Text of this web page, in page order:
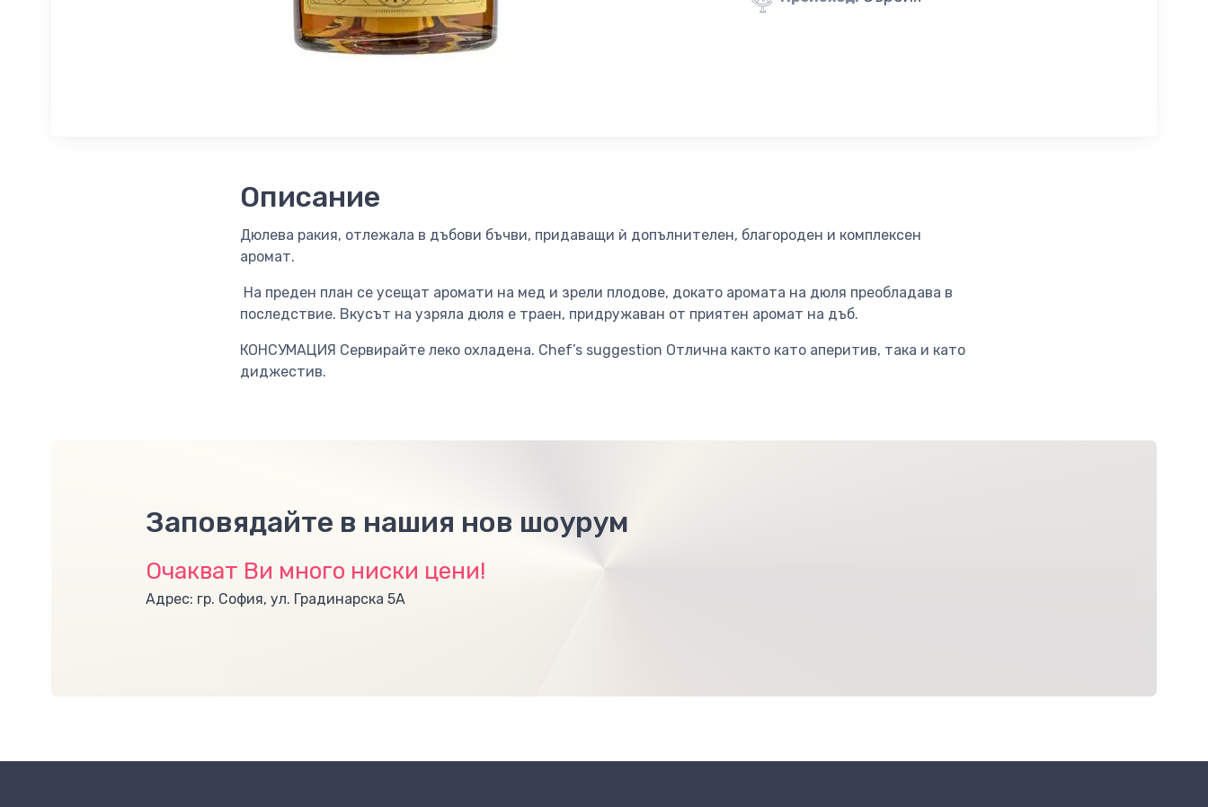
Описание
Дюлева ракия, отлежала в дъбови бъчви, придаващи ѝ допълнителен, благороден и комплексен
аромат.
На преден план се усещат аромати на мед и зрели плодове, докато аромата на дюля преобладава в
последствие. Вкусът на узряла дюля е траен, придружаван от приятен аромат на дъб.
КОНСУМАЦИЯ Сервирайте леко охладена. Chef’s suggestion Отлична както като аперитив, така и като
диджестив.
Заповядайте в нашия нов шоурум
Очакват Ви много ниски цени!
Адрес: гр. София, ул. Градинарска 5А